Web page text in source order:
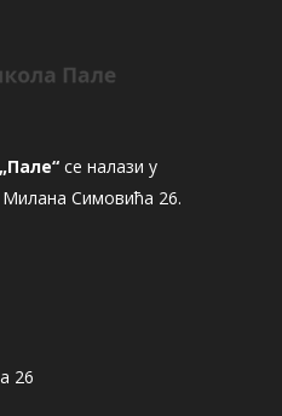
се налази у
Симовића 26.
26